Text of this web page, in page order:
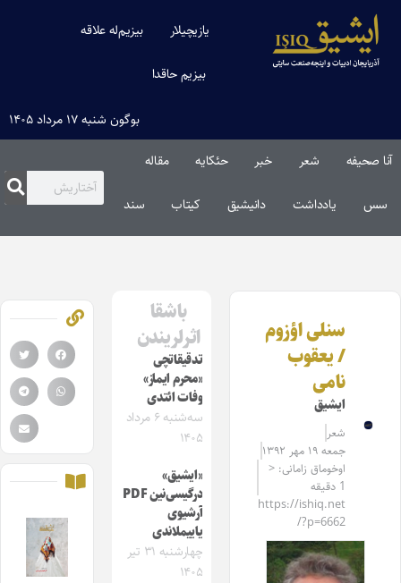
یازیچیلار بیزیم‌له علاقه
بیزیم حاقدا
بوگون شنبه ۱۷ مرداد ۱۴۰۵
آنا صحیفه شعر خبر حئکایه مقاله‌
سس یادداشت دانیشیق کیتاب سند
سنلی اؤزوم
/ یعقوب
نامی
ایشیق
شعر
جمعه ۱۹ مهر ۱۳۹۲
اوخوماق زامانی: <
1 دقیقه
https://ishiq.net
/?p=6662
باشقا
اثرلریندن
تدقیقاتچی
«محرم ایماز»
وفات ائتدی
سه‌شنبه ۶ مرداد
۱۴۰۵
«ایشیق»
درگیسی‌نین PDF
آرشیوی
یاییملاندی
چهارشنبه ۳۱ تیر
۱۴۰۵